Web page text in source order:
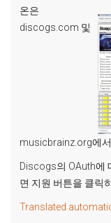
온은
discogs.com 및
musicbrainz.org에
Discogs의 OAuth에
면 지원 버튼을 클릭
Translated